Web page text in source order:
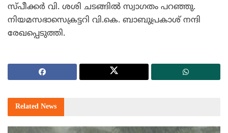
സ്പീക്കര്‍ വി. ശശി ചടങ്ങില്‍ സ്വാഗതം പറഞ്ഞു.
നിയമസഭാസെക്രട്ടറി വി.കെ. ബാബുപ്രകാശ് നന്ദി
രേഖപ്പെടുത്തി.
Related News